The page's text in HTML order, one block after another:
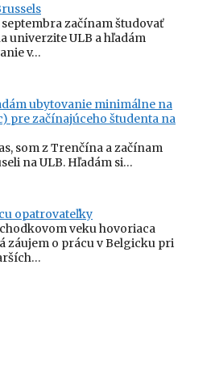
začínam študovať
univerzite ULB a hľadám
v…
ubytovanie minimálne na
pre začínajúceho študenta na
som z Trenčína a začínam
na ULB. Hľadám si…
opatrovateľky
veku hovoriaca
záujem o prácu v Belgicku pri